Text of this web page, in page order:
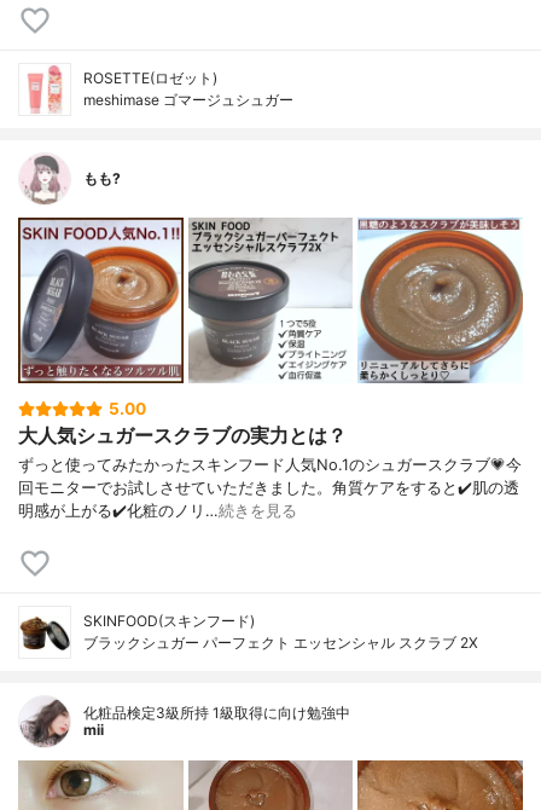
ROSETTE(ロゼット)
meshimase ゴマージュシュガー
もも?
5.00
大人気シュガースクラブの実力とは？
ずっと使ってみたかったスキンフード人気No.1のシュガースクラブ💗今
回モニターでお試しさせていただきました。角質ケアをすると✔️肌の透
明感が上がる✔️化粧のノリ…続きを見る
SKINFOOD(スキンフード)
ブラックシュガー パーフェクト エッセンシャル スクラブ 2X
化粧品検定3級所持 1級取得に向け勉強中
mii